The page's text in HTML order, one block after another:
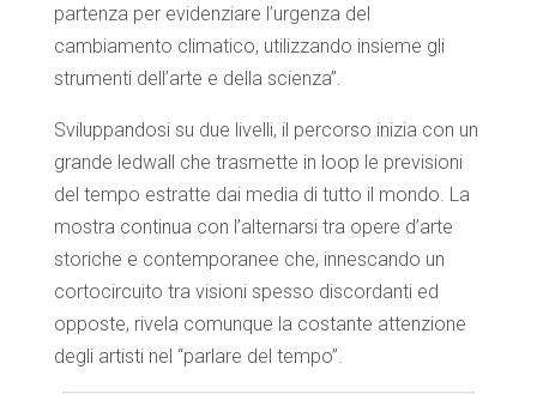
partenza per evidenziare l’urgenza del
cambiamento climatico, utilizzando insieme gli
strumenti dell’arte e della scienza”.
Sviluppandosi su due livelli, il percorso inizia con un
grande ledwall che trasmette in loop le previsioni
del tempo estratte dai media di tutto il mondo. La
mostra continua con l’alternarsi tra opere d’arte
storiche e contemporanee che, innescando un
cortocircuito tra visioni spesso discordanti ed
opposte, rivela comunque la costante attenzione
degli artisti nel “parlare del tempo”.